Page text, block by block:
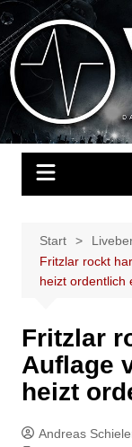
Zum
Inhalt
springen
Das Musikmagazin,
Fotos,
Start
Fritzlar rockt
heizt ordentlich
Fritzlar
Auflage
heizt
Andreas